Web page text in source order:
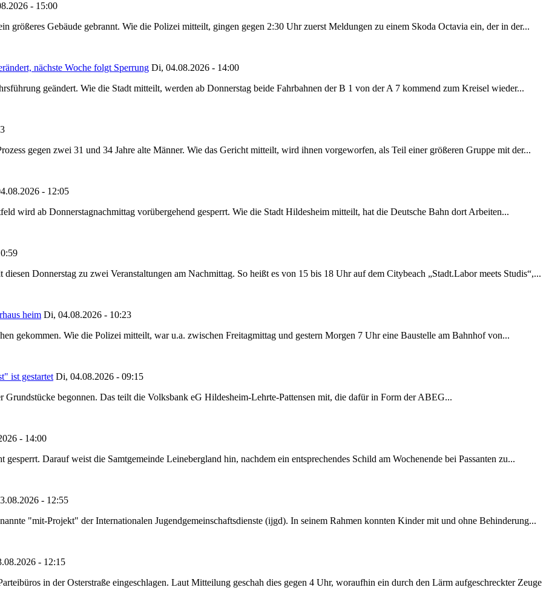
- 15:00
größeres Gebäude gebrannt. Wie die Polizei mitteilt, gingen gegen 2:30 Uhr zuerst Meldungen zu einem Skoda Octavia ein, der in der...
nächste Woche folgt Sperrung Di, 04.08.2026 - 14:00
geändert. Wie die Stadt mitteilt, werden ab Donnerstag beide Fahrbahnen der B 1 von der A 7 kommend zum Kreisel wieder...
gegen zwei 31 und 34 Jahre alte Männer. Wie das Gericht mitteilt, wird ihnen vorgeworfen, als Teil einer größeren Gruppe mit der...
- 12:05
wird ab Donnerstagnachmittag vorübergehend gesperrt. Wie die Stadt Hildesheim mitteilt, hat die Deutsche Bahn dort Arbeiten...
Donnerstag zu zwei Veranstaltungen am Nachmittag. So heißt es von 15 bis 18 Uhr auf dem Citybeach „Stadt.Labor meets Studis“,...
heim Di, 04.08.2026 - 10:23
gekommen. Wie die Polizei mitteilt, war u.a. zwischen Freitagmittag und gestern Morgen 7 Uhr eine Baustelle am Bahnhof von...
ist gestartet Di, 04.08.2026 - 09:15
Grundstücke begonnen. Das teilt die Volksbank eG Hildesheim-Lehrte-Pattensen mit, die dafür in Form der ABEG...
- 14:00
Darauf weist die Samtgemeinde Leinebergland hin, nachdem ein entsprechendes Schild am Wochenende bei Passanten zu...
- 12:55
"mit-Projekt" der Internationalen Jugendgemeinschaftsdienste (ijgd). In seinem Rahmen konnten Kinder mit und ohne Behinderung...
- 12:15
in der Osterstraße eingeschlagen. Laut Mitteilung geschah dies gegen 4 Uhr, woraufhin ein durch den Lärm aufgeschreckter Zeuge